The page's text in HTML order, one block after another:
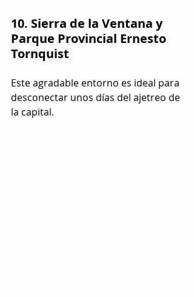
10. Sierra de la Ventana y
Parque Provincial Ernesto
Tornquist
Este agradable entorno es ideal para
desconectar unos días del ajetreo de
la capital.